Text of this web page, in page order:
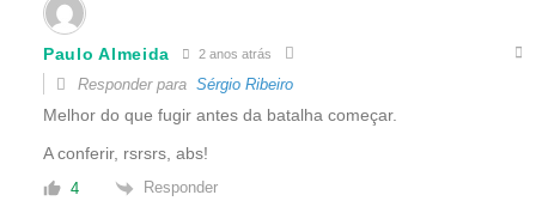
Paulo Almeida 2 anos atrás
Responder para Sérgio Ribeiro
Melhor do que fugir antes da batalha começar.
A conferir, rsrsrs, abs!
4 Responder